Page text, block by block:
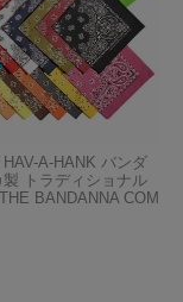
A-HANK バンダ
トラディショナル
BANDANNA COM